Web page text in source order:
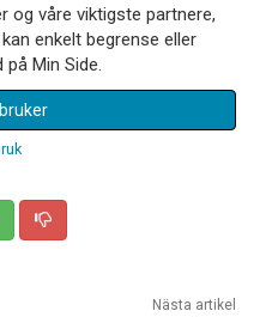
og våre viktigste partnere,
enkelt begrense eller
Min Side.
Nästa artikel